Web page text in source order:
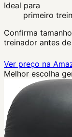
Ideal para
primeiro
Confirma
treinador antes
Ver preço na
Melhor escolha